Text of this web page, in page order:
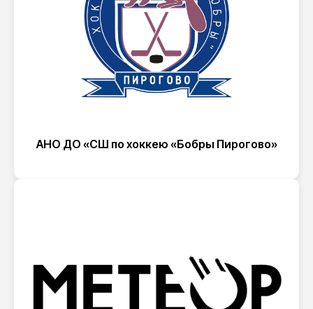
АНО ДО «СШ по хоккею «Бобры Пирогово»